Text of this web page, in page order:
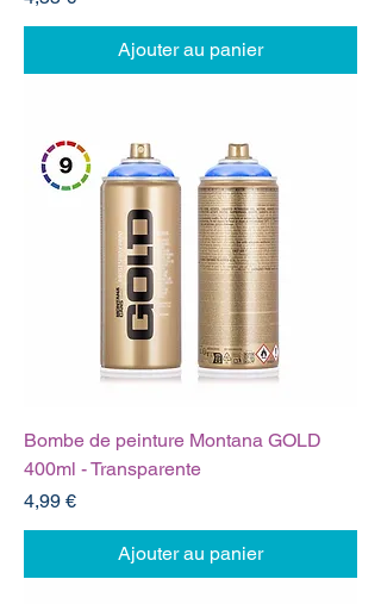
Ajouter au panier
Bombe de peinture Montana GOLD
400ml - Transparente
Prix
4,99 €
Ajouter au panier